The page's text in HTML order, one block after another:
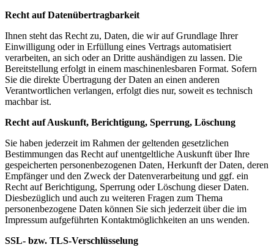
Recht auf Datenübertragbarkeit
Ihnen steht das Recht zu, Daten, die wir auf Grundlage Ihrer
Einwilligung oder in Erfüllung eines Vertrags automatisiert
verarbeiten, an sich oder an Dritte aushändigen zu lassen. Die
Bereitstellung erfolgt in einem maschinenlesbaren Format. Sofern
Sie die direkte Übertragung der Daten an einen anderen
Verantwortlichen verlangen, erfolgt dies nur, soweit es technisch
machbar ist.
Recht auf Auskunft, Berichtigung, Sperrung, Löschung
Sie haben jederzeit im Rahmen der geltenden gesetzlichen
Bestimmungen das Recht auf unentgeltliche Auskunft über Ihre
gespeicherten personenbezogenen Daten, Herkunft der Daten, deren
Empfänger und den Zweck der Datenverarbeitung und ggf. ein
Recht auf Berichtigung, Sperrung oder Löschung dieser Daten.
Diesbezüglich und auch zu weiteren Fragen zum Thema
personenbezogene Daten können Sie sich jederzeit über die im
Impressum aufgeführten Kontaktmöglichkeiten an uns wenden.
SSL- bzw. TLS-Verschlüsselung